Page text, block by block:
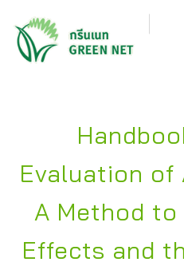
Evaluation of
A Method
Effects and